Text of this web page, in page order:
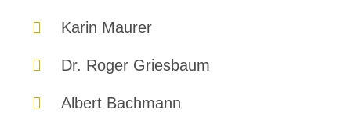
Karin Maurer
Dr. Roger Griesbaum
Albert Bachmann